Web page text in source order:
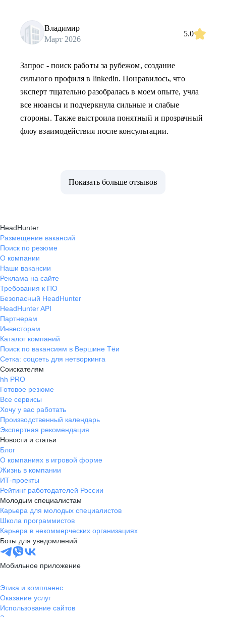
Владимир
Март 2026
5.0
Запрос - поиск работы за рубежом, создание
сильного профиля в linkedin. Понравилось, что
эксперт тщательно разобралась в моем опыте, учла
все нюансы и подчеркнула сильные и слабые
стороны. Также выстроила понятный и прозрачный
флоу взаимодействия после консультации.
Показать больше отзывов
HeadHunter
Размещение вакансий
Поиск по резюме
О компании
Наши вакансии
Реклама на сайте
Требования к ПО
Безопасный HeadHunter
HeadHunter API
Партнерам
Инвесторам
Каталог компаний
Поиск по вакансиям в Вершине Тёи
Сетка: соцсеть для нетворкинга
Соискателям
hh PRO
Готовое резюме
Все сервисы
Хочу у вас работать
Производственный календарь
Экспертная рекомендация
Новости и статьи
Блог
О компаниях в игровой форме
Жизнь в компании
ИТ-проекты
Рейтинг работодателей России
Молодым специалистам
Карьера для молодых специалистов
Школа программистов
Карьера в некоммерческих организациях
Боты для уведомлений
Мобильное приложение
Этика и комплаенс
Оказание услуг
Использование сайтов